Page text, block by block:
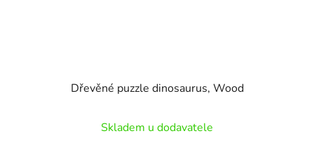
Dřevěné puzzle dinosaurus, Wood
Skladem u dodavatele